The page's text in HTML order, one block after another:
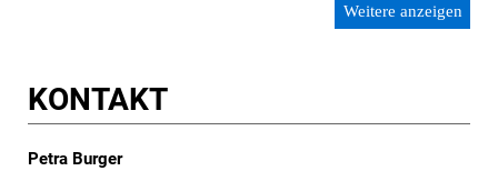
Weitere anzeigen
KONTAKT
Petra Burger